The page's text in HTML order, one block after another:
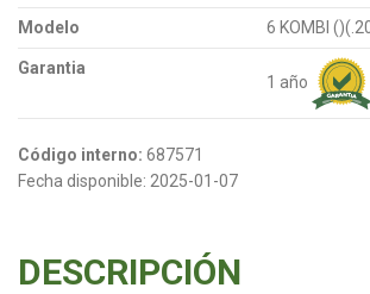
Modelo 6 KOMBI
Garantia
1 año
Código interno: 687571
Fecha disponible: 2025-01-07
DESCRIPCIÓN